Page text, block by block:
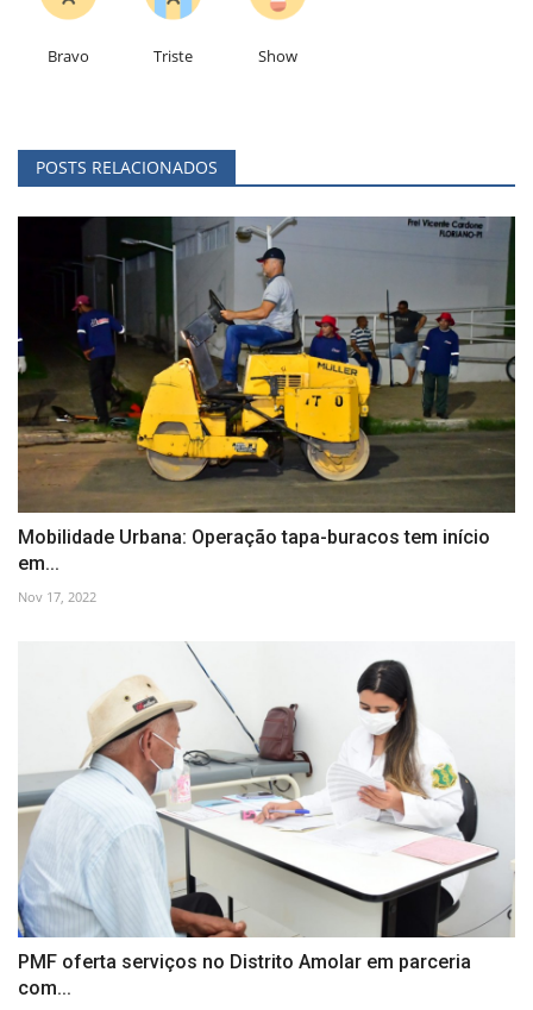
Bravo Triste Show
POSTS RELACIONADOS
Mobilidade Urbana: Operação tapa-buracos tem início
em...
Nov 17, 2022
PMF oferta serviços no Distrito Amolar em parceria
com...